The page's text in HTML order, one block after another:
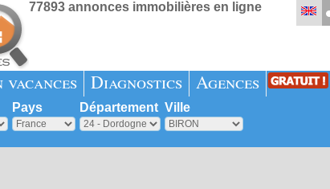
77893 annonces immobilières en ligne
Diagnostics Agences
Pays Département Ville